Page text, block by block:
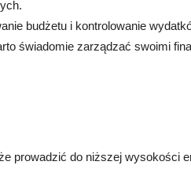
budżetu i kontrolowanie
świadomie zarządzać swoimi
prowadzić do niższej wysokości